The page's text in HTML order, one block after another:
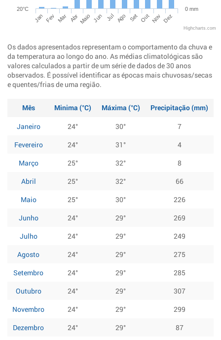
Jan Fev Mar Abr Maio Jun Jul Ago Set Out Nov Dez
20°C 0 mm
Highcharts.com
Os dados apresentados representam o comportamento da chuva e
da temperatura ao longo do ano. As médias climatológicas são
valores calculados a partir de um série de dados de 30 anos
observados. É possível identificar as épocas mais chuvosas/secas
e quentes/frias de uma região.
Mês Minima (°C) Máxima (°C)
Precipitação (mm)
Janeiro
24° 30°
7
Fevereiro
24° 31°
4
Março
25° 32°
8
Abril
25° 32°
66
Maio
25° 30°
226
Junho
24° 29°
269
Julho
24° 29°
249
Agosto
24° 29°
275
Setembro
24° 29°
285
Outubro
24° 29°
307
Novembro
24° 29°
299
Dezembro
24° 29° 87